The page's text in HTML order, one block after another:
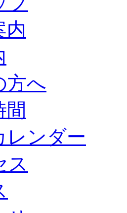
内
方へ
間
レンダー
ス